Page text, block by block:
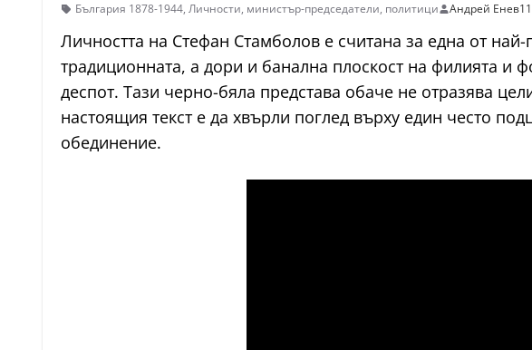
България 1878-1944, Личности, министър-председатели, политици Андрей Енев
Личността на Стефан Стамболов е считана за една от
традиционната, а дори и банална плоскост на филията и
деспот. Тази черно-бяла представа обаче не отразява
настоящия текст е да хвърли поглед върху един често
обединение.